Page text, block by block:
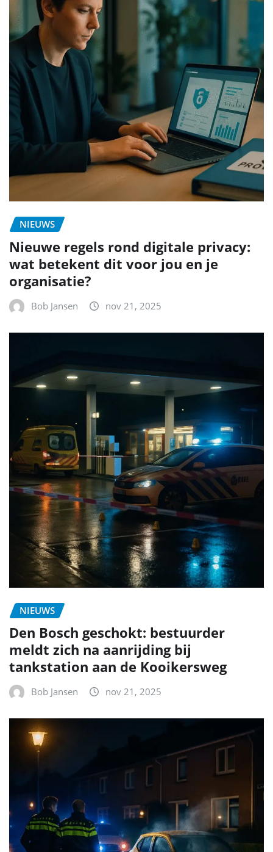
NIEUWS
Nieuwe regels rond digitale privacy:
wat betekent dit voor jou en je
organisatie?
Bob Jansen nov 21, 2025
NIEUWS
Den Bosch geschokt: bestuurder
meldt zich na aanrijding bij
tankstation aan de Kooikersweg
Bob Jansen nov 21, 2025